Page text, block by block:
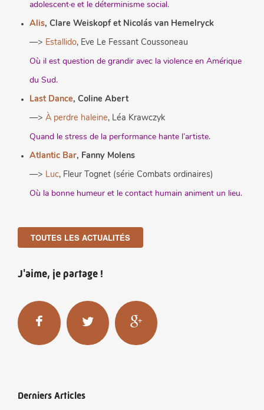
adolescent·e et le déterminisme social.
Alis, Clare Weiskopf et Nicolás van Hemelryck
—> Estallido, Eve Le Fessant Coussoneau
Où il est question de grandir avec la violence en Amérique
du Sud.
Last Dance, Coline Abert
—> À perdre haleine, Léa Krawczyk
Quand le stress de la performance hante l’artiste.
Atlantic Bar, Fanny Molens
—> Luc, Fleur Tognet (série Combats ordinaires)
Où la bonne humeur et le contact humain animent un lieu.
TOUTES LES ACTUALITÉS
J'aime, je partage !
Derniers Articles